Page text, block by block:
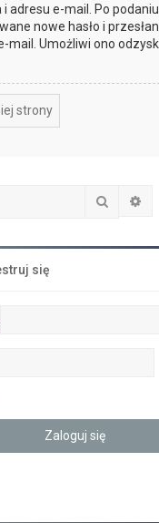
adresu e-mail. Po
nowe hasło i
mail. Umożliwi ono
strony
Szukaj
się